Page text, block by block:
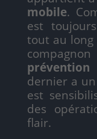
mobile.
est
tout au long
prévention
dernier a
est
des
flair.